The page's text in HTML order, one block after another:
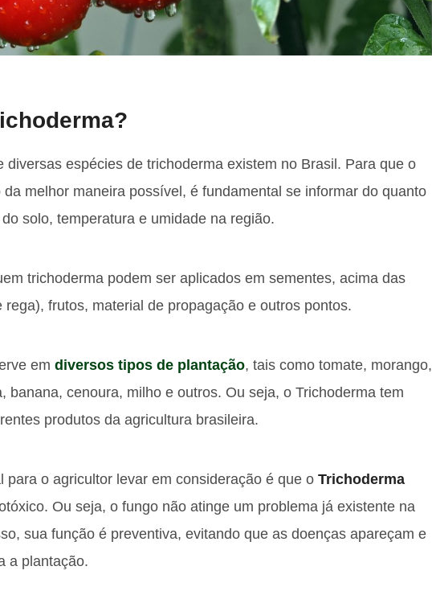
diversas espécies de trichoderma existem no Brasil. Para que o
melhor maneira possível, é fundamental se informar do quanto
solo, temperatura e umidade na região.
trichoderma podem ser aplicados em sementes, acima das
rega), frutos, material de propagação e outros pontos.
em diversos tipos de plantação, tais como tomate, morango,
banana, cenoura, milho e outros. Ou seja, o Trichoderma tem
produtos da agricultura brasileira.
para o agricultor levar em consideração é que o Trichoderma
Ou seja, o fungo não atinge um problema já existente na
sua função é preventiva, evitando que as doenças apareçam e
a plantação.